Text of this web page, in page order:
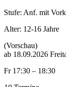
Stufe: Anf. mit
Alter: 12-16 Jahre
(Vorschau)
ab 18.09.2026
Fr 17:30 – 18:30